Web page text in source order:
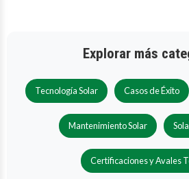
Explorar más
Tecnología Solar Casos de Éxito
Mantenimiento Solar
Certificaciones y Avales